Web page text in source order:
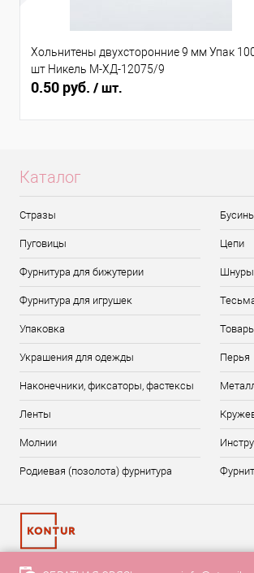
Хольнитены двухсторонние 9 мм Упак
шт Никель М-ХД-12075/9
0.50 руб. / шт.
Каталог
Стразы
Пуговицы Цепи
Фурнитура для бижутерии Шнуры
Фурнитура для игрушек
Упаковка
Украшения для одежды Перья
Наконечники, фиксаторы, фастексы
Ленты
Молнии
Родиевая (позолота) фурнитура